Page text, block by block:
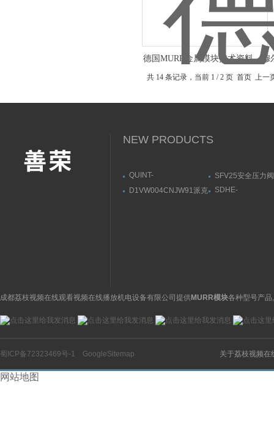
德国MURR金属模块技术资料，
共 14 条记录，当前 1 / 2 页 首页 上
NEW PRODUCTS
QUINT-
菲尼克斯电源注意事项
SFV25安全压力阀
DANFOSS丹佛斯
D1VW004CNJW91派克
SDHE-
成都荔枝视频在线观看视频在线播放机电设备有限公司提供MURR模块各种型号产
蜀ICP备72323469号-1 GoogleSitemap 关于荔枝视频在
网站地图